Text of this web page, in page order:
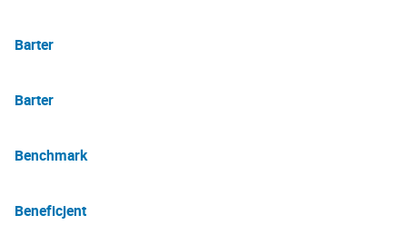
Barter
Barter
Benchmark
Beneficjent